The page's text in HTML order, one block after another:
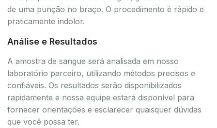
de uma punção no braço. O procedimento é rápido e
praticamente indolor.
Análise e Resultados
A amostra de sangue será analisada em nosso
laboratório parceiro, utilizando métodos precisos e
confiáveis. Os resultados serão disponibilizados
rapidamente e nossa equipe estará disponível para
fornecer orientações e esclarecer quaisquer dúvidas
que você possa ter.